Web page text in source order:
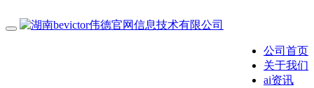
公司首页
关于我们
ai资讯